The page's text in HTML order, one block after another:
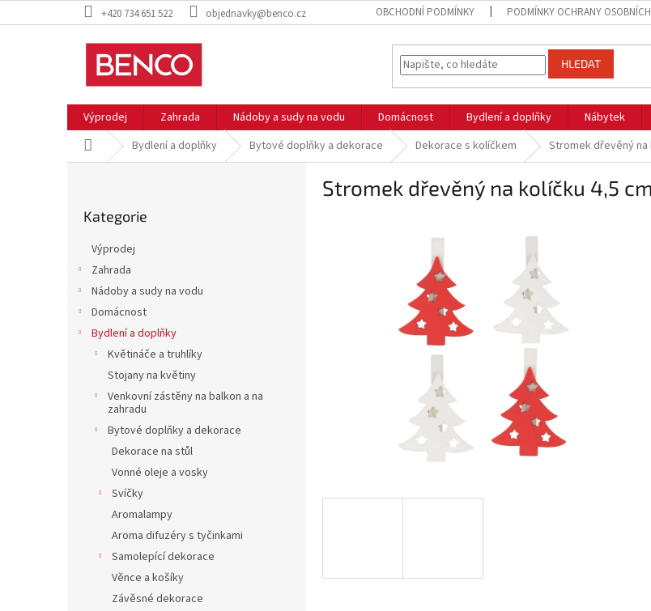
na
+420 734 651 522 objednavky@benco.cz OBCHODNÍ PODMÍNKY PODMÍNKY OCHRANY
HLEDAT
Výprodej Zahrada Nádoby a sudy na vodu Domácnost Bydlení a doplňky Nábytek
Domů Bydlení a doplňky Bytové doplňky a dekorace Dekorace s kolíčkem Stromek dřevěný na
kategorie
Kategorie
Výprodej
Zahrada
Nádoby a sudy na vodu
Domácnost
Bydlení a doplňky
Květináče a truhlíky
Stojany na květiny
Venkovní zástěny na balkon a na
zahradu
Bytové doplňky a dekorace
Dekorace na stůl
Vonné oleje a vosky
Svíčky
Aromalampy
Aroma difuzéry s tyčinkami
Samolepící dekorace
Věnce a košíky
Závěsné dekorace
Stromek dřevěný na kolíčku 4,5